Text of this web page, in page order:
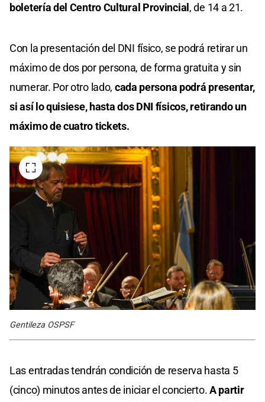
boletería del Centro Cultural Provincial, de 14 a 21.
Con la presentación del DNI físico, se podrá retirar un
máximo de dos por persona, de forma gratuita y sin
numerar. Por otro lado, cada persona podrá presentar,
si así lo quisiese, hasta dos DNI físicos, retirando un
máximo de cuatro tickets.
Gentileza OSPSF
Las entradas tendrán condición de reserva hasta 5
(cinco) minutos antes de iniciar el concierto.A partir